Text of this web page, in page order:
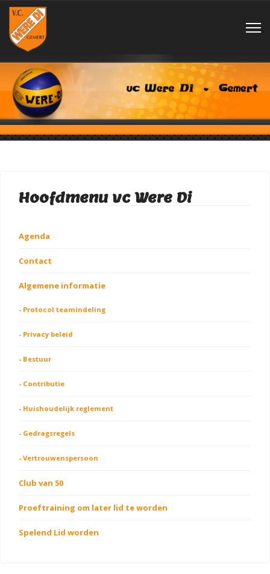
Hoofdmenu vc Were Di
Agenda
Contact
Algemene informatie
- Protocol teamindeling
- Privacy beleid
- Bestuur
- Contributie
- Huishoudelijk reglement
- Gedragsregels
- Vertrouwenspersoon
Club van 50
Proeftraining om later lid te worden
Spelend Lid worden